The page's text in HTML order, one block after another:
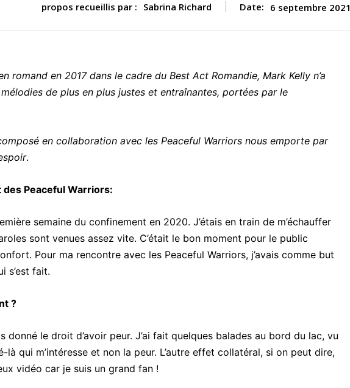
propos recueillis par : Sabrina Richard Date: 6 septembre 2021
romand en 2017 dans le cadre du Best Act Romandie, Mark Kelly n’a
de plus en plus justes et entraînantes, portées par le
en collaboration avec les Peaceful Warriors nous emporte par
.
des Peaceful Warriors:
semaine du confinement en 2020. J’étais en train de m’échauffer
sont venues assez vite. C’était le bon moment pour le public
Pour ma rencontre avec les Peaceful Warriors, j’avais comme but
s’est fait.
?
donné le droit d’avoir peur. J’ai fait quelques balades au bord du lac, vu
là qui m’intéresse et non la peur. L’autre effet collatéral, si on peut dire,
vidéo car je suis un grand fan !